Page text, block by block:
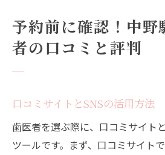
予約前に確認！中野
者の口コミと評判
口コミサイトとSNSの活用方法
歯医者を選ぶ際に、口コミサイト
ツールです。まず、口コミサイト